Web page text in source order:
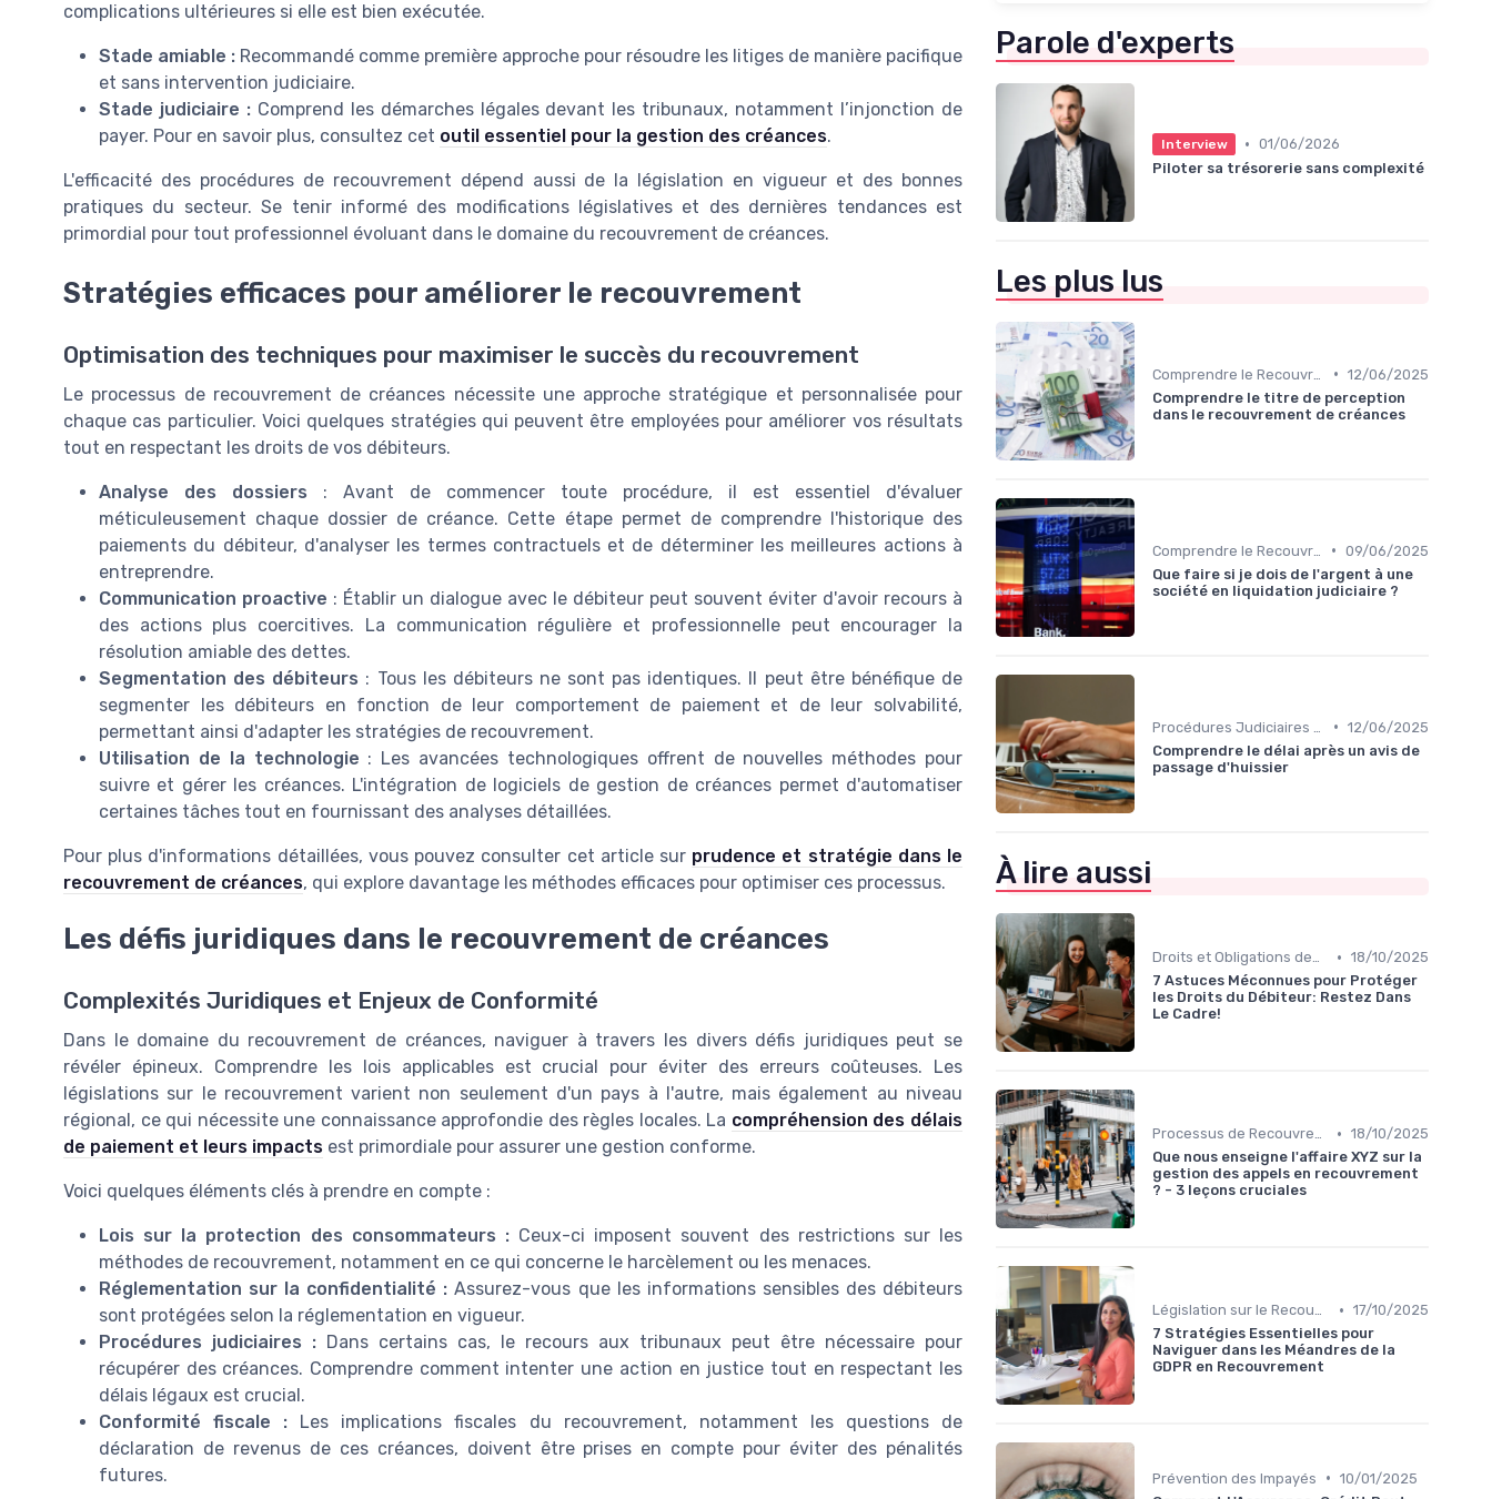
complications ultérieures si elle est bien exécutée.
Stade amiable : Recommandé comme première approche pour résoudre les litiges de manière pacifique
et sans intervention judiciaire.
Stade judiciaire :Comprend les démarches légales devant les tribunaux, notamment l’injonction de
payer. Pour en savoir plus, consultez cet outil essentiel pour la gestion des créances.
L'efficacité des procédures de recouvrement dépend aussi de la législation en vigueur et des bonnes
pratiques du secteur. Se tenir informé des modifications législatives et des dernières tendances est
primordial pour tout professionnel évoluant dans le domaine du recouvrement de créances.
Stratégies efficaces pour améliorer le recouvrement
Optimisation des techniques pour maximiser le succès du recouvrement
Le processus de recouvrement de créances nécessite une approche stratégique et personnalisée pour
chaque cas particulier. Voici quelques stratégies qui peuvent être employées pour améliorer vos résultats
tout en respectant les droits de vos débiteurs.
Analyse des dossiers : Avant de commencer toute procédure, il est essentiel d'évaluer
méticuleusement chaque dossier de créance. Cette étape permet de comprendre l'historique des
paiements du débiteur, d'analyser les termes contractuels et de déterminer les meilleures actions à
entreprendre.
Communication proactive : Établir un dialogue avec le débiteur peut souvent éviter d'avoir recours à
des actions plus coercitives. La communication régulière et professionnelle peut encourager la
résolution amiable des dettes.
Segmentation des débiteurs : Tous les débiteurs ne sont pas identiques. Il peut être bénéfique de
segmenter les débiteurs en fonction de leur comportement de paiement et de leur solvabilité,
permettant ainsi d'adapter les stratégies de recouvrement.
Utilisation de la technologie : Les avancées technologiques offrent de nouvelles méthodes pour
suivre et gérer les créances. L'intégration de logiciels de gestion de créances permet d'automatiser
certaines tâches tout en fournissant des analyses détaillées.
Pour plus d'informations détaillées, vous pouvez consulter cet article sur prudence et stratégie dans le
recouvrement de créances, qui explore davantage les méthodes efficaces pour optimiser ces processus.
Les défis juridiques dans le recouvrement de créances
Complexités Juridiques et Enjeux de Conformité
Dans le domaine du recouvrement de créances, naviguer à travers les divers défis juridiques peut se
révéler épineux. Comprendre les lois applicables est crucial pour éviter des erreurs coûteuses. Les
législations sur le recouvrement varient non seulement d'un pays à l'autre, mais également au niveau
régional, ce qui nécessite une connaissance approfondie des règles locales. La compréhension des délais
de paiement et leurs impacts est primordiale pour assurer une gestion conforme.
Voici quelques éléments clés à prendre en compte :
Lois sur la protection des consommateurs :Ceux-ci imposent souvent des restrictions sur les
méthodes de recouvrement, notamment en ce qui concerne le harcèlement ou les menaces.
Réglementation sur la confidentialité : Assurez-vous que les informations sensibles des débiteurs
sont protégées selon la réglementation en vigueur.
Procédures judiciaires : Dans certains cas, le recours aux tribunaux peut être nécessaire pour
récupérer des créances. Comprendre comment intenter une action en justice tout en respectant les
délais légaux est crucial.
Conformité fiscale : Les implications fiscales du recouvrement, notamment les questions de
déclaration de revenus de ces créances, doivent être prises en compte pour éviter des pénalités
futures.
Parole d'experts
Interview • 01/06/2026
Piloter sa trésorerie sans complexité
Les plus lus
• 12/06/2025
Comprendre le titre de perception
dans le recouvrement de créances
• 09/06/2025
Que faire si je dois de l'argent à une
société en liquidation judiciaire ?
• 12/06/2025
Comprendre le délai après un avis de
passage d'huissier
À lire aussi
Droits et Obligations des Créanciers et Débiteurs • 18/10/2025
7 Astuces Méconnues pour Protéger
les Droits du Débiteur: Restez Dans
Le Cadre!
Processus de Recouvrement • 18/10/2025
Que nous enseigne l'affaire XYZ sur la
gestion des appels en recouvrement
? - 3 leçons cruciales
Législation sur le Recouvrement de Créances • 17/10/2025
7 Stratégies Essentielles pour
Naviguer dans les Méandres de la
GDPR en Recouvrement
Prévention des Impayés • 10/01/2025